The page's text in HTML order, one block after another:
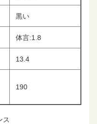
黒い
体言:1.8
13.4
190
ス